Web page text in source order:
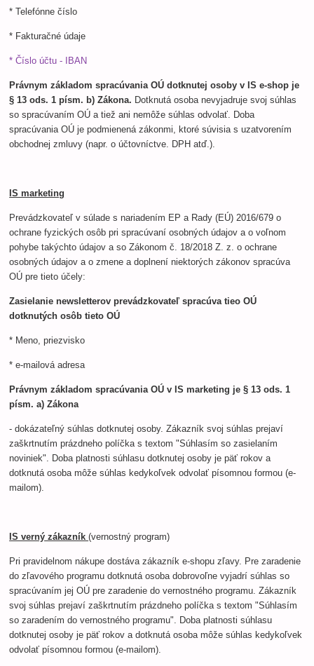
* Telefónne číslo
* Fakturačné údaje
* Číslo účtu - IBAN
Právnym základom spracúvania OÚ dotknutej osoby v IS e-shop je
§ 13 ods. 1 písm. b) Zákona. Dotknutá osoba nevyjadruje svoj súhlas
so spracúvaním OÚ a tiež ani nemôže súhlas odvolať. Doba
spracúvania OÚ je podmienená zákonmi, ktoré súvisia s uzatvorením
obchodnej zmluvy (napr. o účtovníctve. DPH atď.).
IS marketing
Prevádzkovateľ v súlade s nariadením EP a Rady (EÚ) 2016/679 o
ochrane fyzických osôb pri spracúvaní osobných údajov a o voľnom
pohybe takýchto údajov a so Zákonom č. 18/2018 Z. z. o ochrane
osobných údajov a o zmene a doplnení niektorých zákonov spracúva
OÚ pre tieto účely:
Zasielanie newsletterov prevádzkovateľ spracúva tieo OÚ
dotknutých osôb tieto OÚ
* Meno, priezvisko
* e-mailová adresa
Právnym základom spracúvania OÚ v IS marketing je § 13 ods. 1
písm. a) Zákona
- dokázateľný súhlas dotknutej osoby. Zákazník svoj súhlas prejaví
zaškrtnutím prázdneho políčka s textom "Súhlasím so zasielaním
noviniek". Doba platnosti súhlasu dotknutej osoby je päť rokov a
dotknutá osoba môže súhlas kedykoľvek odvolať písomnou formou (e-
mailom).
IS verný zákazník(vernostný program)
Pri pravidelnom nákupe dostáva zákazník e-shopu zľavy. Pre zaradenie
do zľavového programu dotknutá osoba dobrovoľne vyjadrí súhlas so
spracúvaním jej OÚ pre zaradenie do vernostného programu. Zákazník
svoj súhlas prejaví zaškrtnutím prázdneho políčka s textom "Súhlasím
so zaradením do vernostného programu". Doba platnosti súhlasu
dotknutej osoby je päť rokov a dotknutá osoba môže súhlas kedykoľvek
odvolať písomnou formou (e-mailom).